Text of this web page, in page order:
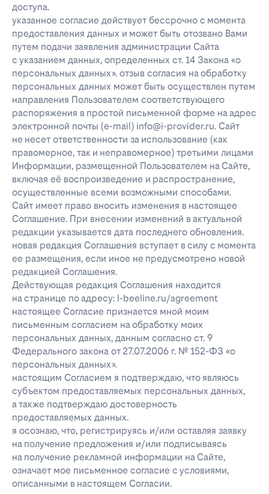
доступа.
указанное согласие действует бессрочно с момента
предоставления данных и может быть отозвано Вами
путем подачи заявления администрации Сайта
с указанием данных, определенных ст. 14 Закона «о
персональных данных». отзыв согласия на обработку
персональных данных может быть осуществлен путем
направления Пользователем соответствующего
распоряжения в простой письменной форме на адрес
электронной почты (e-mail) info@i-provider.ru. Сайт
не несет ответственности за использование (как
правомерное, так и неправомерное) третьими лицами
Информации, размещенной Пользователем на Сайте,
включая её воспроизведение и распространение,
осуществленные всеми возможными способами.
Сайт имеет право вносить изменения в настоящее
Соглашение. При внесении изменений в актуальной
редакции указывается дата последнего обновления.
новая редакция Соглашения вступает в силу с момента
ее размещения, если иное не предусмотрено новой
редакцией Соглашения.
Действующая редакция Соглашения находится
на странице по адресу: l-beeline.ru/agreement
настоящее Согласие признается мной моим
письменным согласием на обработку моих
персональных данных, данным согласно ст. 9
Федерального закона от 27.07.2006 г. № 152-ФЗ «о
персональных данных».
настоящим Согласием я подтверждаю, что являюсь
субъектом предоставляемых персональных данных,
а также подтверждаю достоверность
предоставляемых данных.
я осознаю, что, регистрируясь и/или оставляя заявку
на получение предложения и/или подписываясь
на получение рекламной информации на Сайте,
означает мое письменное согласие с условиями,
описанными в настоящем Согласии.